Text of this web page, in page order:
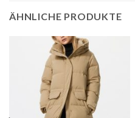
ÄHNLICHE PRODUKTE